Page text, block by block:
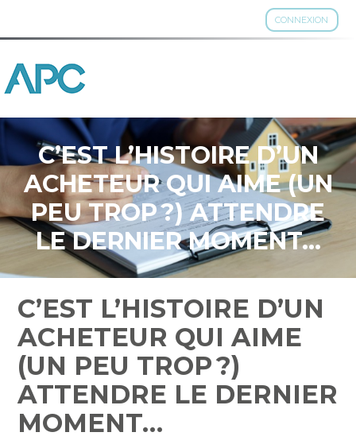
CONNEXION
Aller
au
C’EST L’HISTOIRE D’UN
ACHETEUR QUI AIME (UN
PEU TROP ?) ATTENDRE
LE DERNIER MOMENT…
C’EST L’HISTOIRE D’UN
ACHETEUR QUI AIME
(UN PEU TROP ?)
ATTENDRE LE DERNIER
MOMENT…